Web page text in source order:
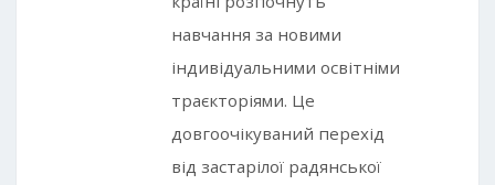
навчання за новими
індивідуальними освітніми
траєкторіями. Це
довгоочікуваний перехід
від застарілої радянської